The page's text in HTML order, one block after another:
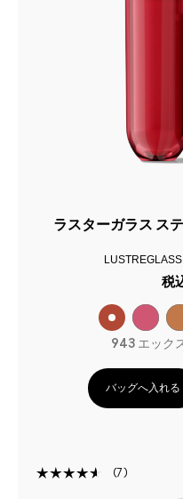
ラスターガラス ス
税
943 エック
バッグへ入れる
7